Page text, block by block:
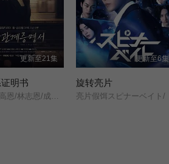
更新至21集
明书
更新至6集
旋转亮片
亮片假饵スピナーベイト/